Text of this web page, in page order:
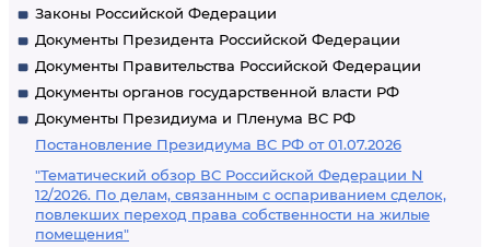
Законы Российской Федерации
Документы Президента Российской Федерации
Документы Правительства Российской Федерации
Документы органов государственной власти РФ
Документы Президиума и Пленума ВС РФ
Постановление Президиума ВС РФ от 01.07.2026
"Тематический обзор ВС Российской Федерации N
12/2026. По делам, связанным с оспариванием сделок,
повлекших переход права собственности на жилые
помещения"